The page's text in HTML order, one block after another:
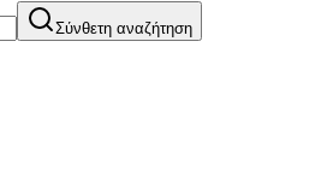
Σύνθετη αναζήτηση